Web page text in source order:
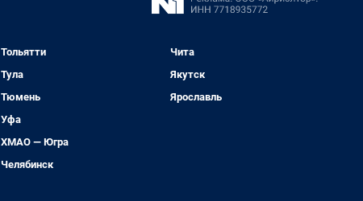
Тольятти
Тула
Тюмень
Уфа
ХМАО — Югра
Челябинск
Чита
Якутск
Ярославль